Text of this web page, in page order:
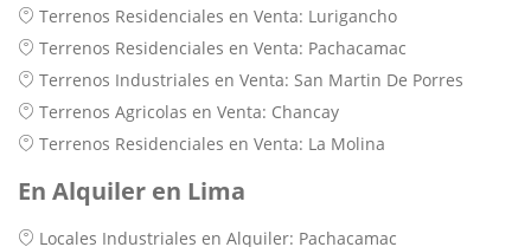
Terrenos Residenciales en Venta: Lurigancho
Terrenos Residenciales en Venta: Pachacamac
Terrenos Industriales en Venta: San Martin De Porres
Terrenos Agricolas en Venta: Chancay
Terrenos Residenciales en Venta: La Molina
En Alquiler en Lima
Locales Industriales en Alquiler: Pachacamac